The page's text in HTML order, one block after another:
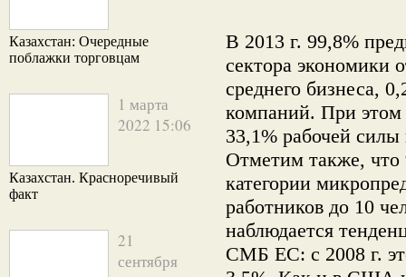
Казахстан: Очередные
поблажки торговцам
1 марта
2022 15:06
Казахстан. Красноречивый
факт
21
сентября
В 2013 г. 99,8%
сектора экономики
среднего бизнеса,
компаний. При этом
33,1% рабочей
Отметим также, что
категории
работников до 10
наблюдается
СМБ ЕС: с 2008 г.